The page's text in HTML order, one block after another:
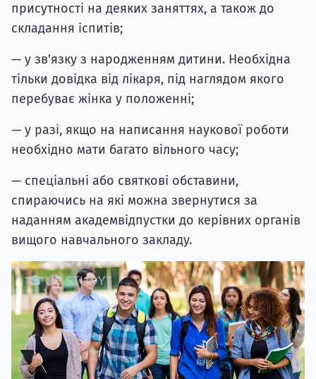
присутності на деяких заняттях, а також до
складання іспитів;
— у зв'язку з народженням дитини. Необхідна
тільки довідка від лікаря, під наглядом якого
перебуває жінка у положенні;
— у разі, якщо на написання наукової роботи
необхідно мати багато вільного часу;
— спеціальні або святкові обставини,
спираючись на які можна звернутися за
наданням академвідпустки до керівних органів
вищого навчального закладу.